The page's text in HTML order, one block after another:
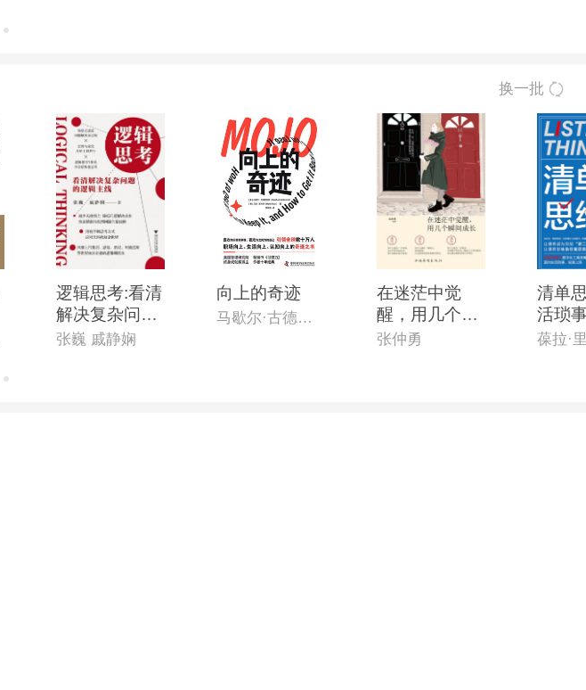
换一批
逻辑思考:看清
解决复杂问题
的逻辑主线
张巍 戚静娴
向上的奇迹
马歇尔·古德史密斯
在迷茫中觉
醒，用几个瞬
间长大
张仲勇
清单
活琐
整”的
葆拉·